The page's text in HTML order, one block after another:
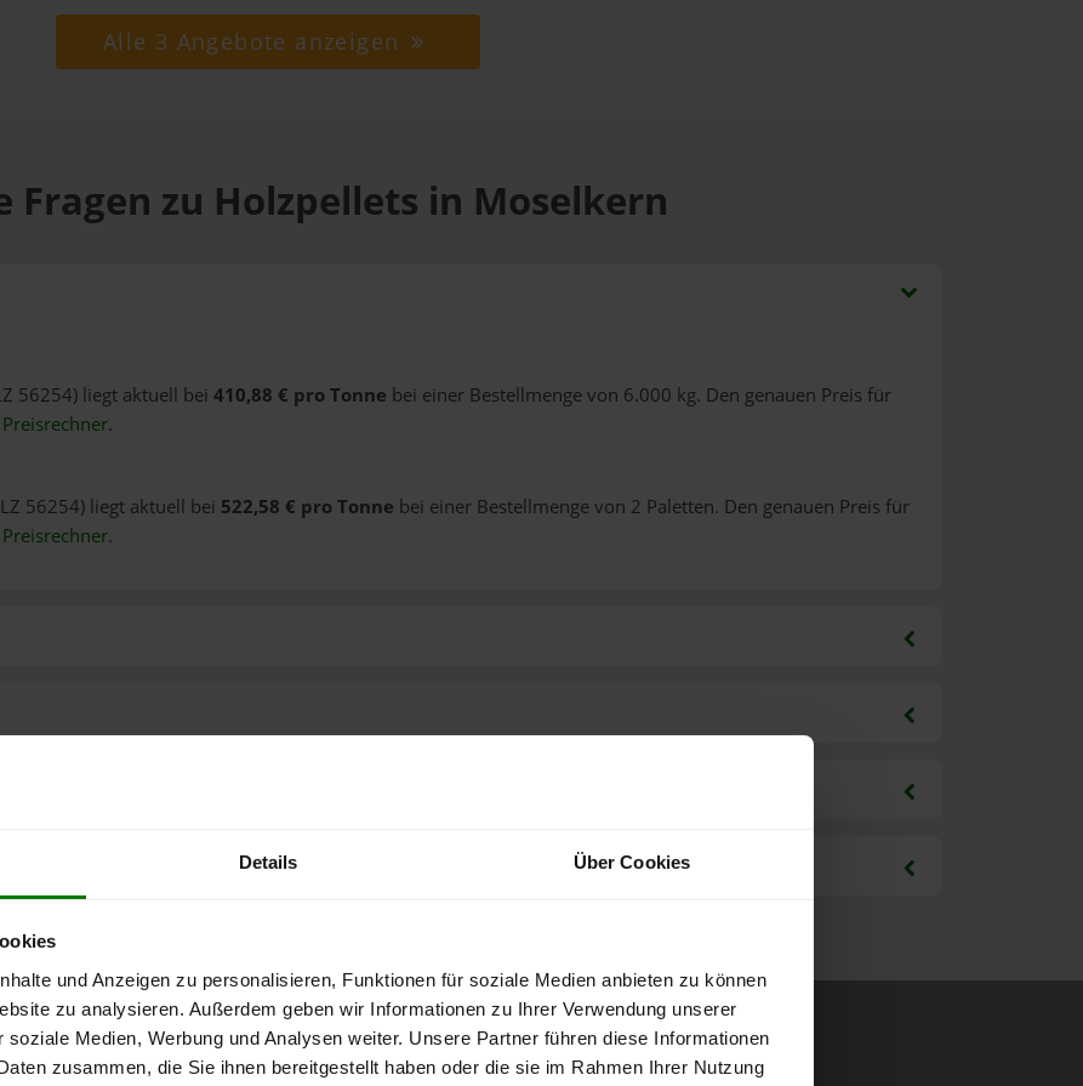
Details Über Cookies
und Anzeigen zu personalisieren, Funktionen für soziale Medien anbieten zu können
zu analysieren. Außerdem geben wir Informationen zu Ihrer Verwendung unserer
Medien, Werbung und Analysen weiter. Unsere Partner führen diese Informationen
zusammen, die Sie ihnen bereitgestellt haben oder die sie im Rahmen Ihrer Nutzung
Alle 3 Angebote anzeigen
Fragen zu Holzpellets in Moselkern
56254) liegt aktuell bei 410,88 € pro Tonne bei einer Bestellmenge von 6.000 kg. Den genauen Preis für
Preisrechner.
56254) liegt aktuell bei 522,58 € pro Tonne bei einer Bestellmenge von 2 Paletten. Den genauen Preis für
Preisrechner.